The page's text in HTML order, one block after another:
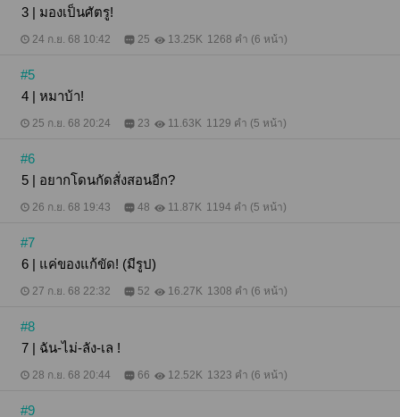
3 | มองเป็นศัตรู!
24 ก.ย. 68 10:42 25 13.25K 1268 คำ (6 หน้า)
#5
4 | หมาบ้า!
25 ก.ย. 68 20:24 23 11.63K 1129 คำ (5 หน้า)
#6
5 | อยากโดนกัดสั่งสอนอีก?
26 ก.ย. 68 19:43 48 11.87K 1194 คำ (5 หน้า)
#7
6 | แค่ของแก้ขัด! (มีรูป)
27 ก.ย. 68 22:32 52 16.27K 1308 คำ (6 หน้า)
#8
7 | ฉัน-ไม่-ลัง-เล !
28 ก.ย. 68 20:44 66 12.52K 1323 คำ (6 หน้า)
#9